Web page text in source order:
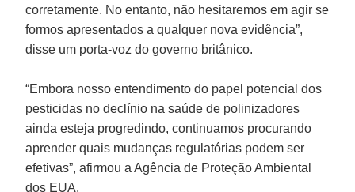
corretamente. No entanto, não hesitaremos em agir se
formos apresentados a qualquer nova evidência”,
disse um porta-voz do governo britânico.
“Embora nosso entendimento do papel potencial dos
pesticidas no declínio na saúde de polinizadores
ainda esteja progredindo, continuamos procurando
aprender quais mudanças regulatórias podem ser
efetivas”, afirmou a Agência de Proteção Ambiental
dos EUA.